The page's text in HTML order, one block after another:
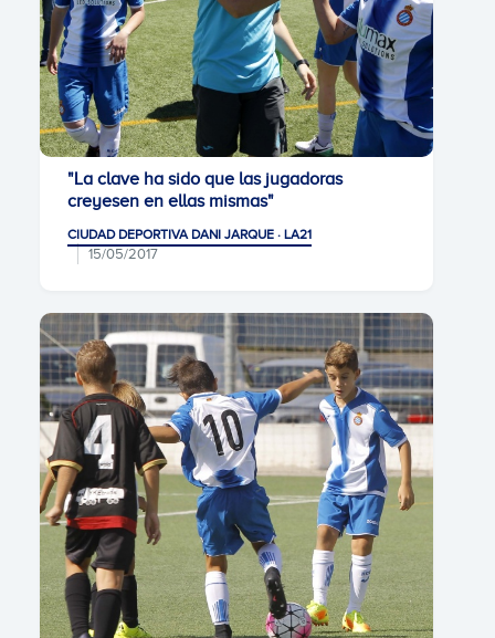
"La clave ha sido que las jugadoras
creyesen en ellas mismas"
CIUDAD DEPORTIVA DANI JARQUE · LA21
15/05/2017